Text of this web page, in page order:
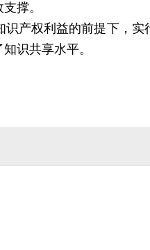
撑。
产权利益的前提下，实
识共享水平。